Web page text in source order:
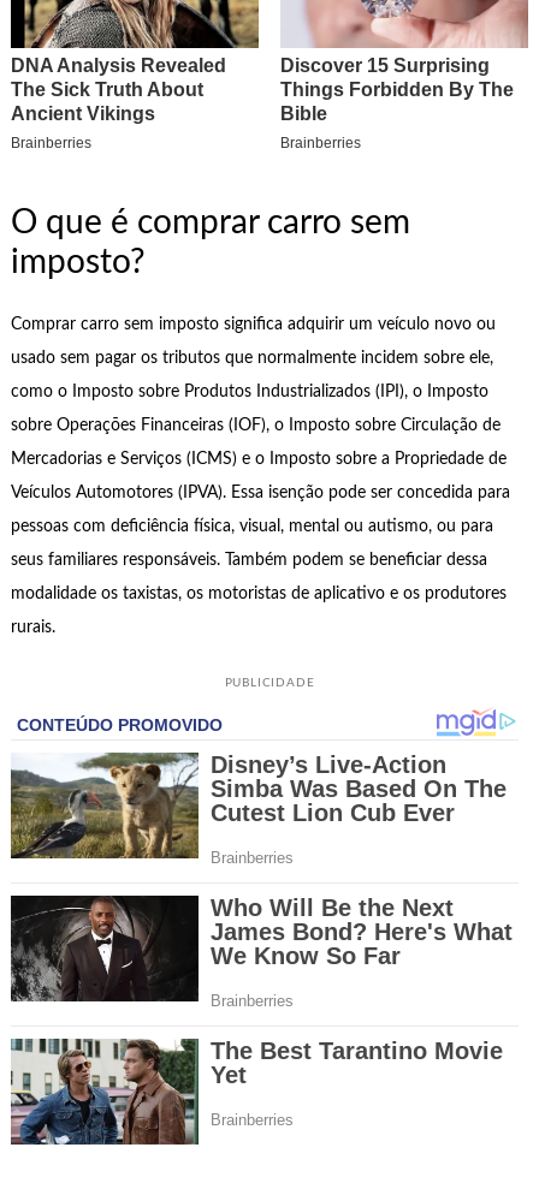
O que é comprar carro sem
imposto?
Comprar carro sem imposto significa adquirir um veículo novo ou
usado sem pagar os tributos que normalmente incidem sobre ele,
como o Imposto sobre Produtos Industrializados (IPI), o Imposto
sobre Operações Financeiras (IOF), o Imposto sobre Circulação de
Mercadorias e Serviços (ICMS) e o Imposto sobre a Propriedade de
Veículos Automotores (IPVA). Essa isenção pode ser concedida para
pessoas com deficiência física, visual, mental ou autismo, ou para
seus familiares responsáveis. Também podem se beneficiar dessa
modalidade os taxistas, os motoristas de aplicativo e os produtores
rurais.
PUBLICIDADE